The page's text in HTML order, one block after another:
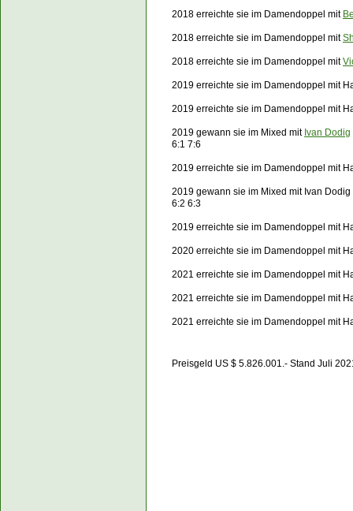
2018 erreichte sie im Damendoppel mit
2018 erreichte sie im Damendoppel mit
2018 erreichte sie im Damendoppel mit
2019 erreichte sie im Damendoppel mit
2019 erreichte sie im Damendoppel mit
2019 gewann sie im Mixed mit Ivan Dodig
6:1 7:6
2019 erreichte sie im Damendoppel mit
2019 gewann sie im Mixed mit Ivan
6:2 6:3
2019 erreichte sie im Damendoppel mit
2020 erreichte sie im Damendoppel mit
2021 erreichte sie im Damendoppel mit
2021 erreichte sie im Damendoppel mit
2021 erreichte sie im Damendoppel mit
Preisgeld US $ 5.826.001.- Stand Juli